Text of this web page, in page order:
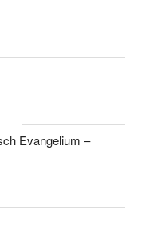
Evangelium –